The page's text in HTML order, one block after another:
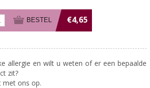
€4,65
allergie en wilt u weten of er een bepaalde
zit?
met ons op.